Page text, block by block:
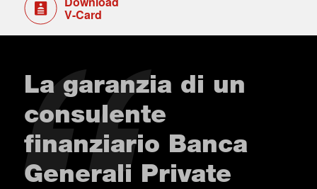
V-Card
La garanzia di un
consulente
finanziario Banca
Generali Private